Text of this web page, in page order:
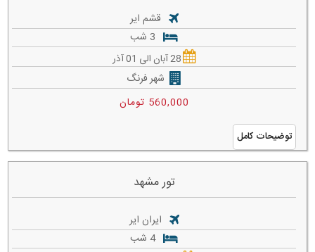
قشم ایر
28 آبان الی 01 آذر
شهر فرنگ
560,000 تومان
توضیحات کامل
تور مشهد
ایران ایر
4 شب